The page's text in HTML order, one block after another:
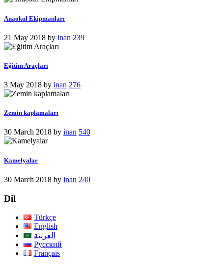
Anaokul Ekipmanları
21 May 2018 by inan 239
Eğitim Araçları
3 May 2018 by inan 276
Zemin kaplamaları
30 March 2018 by inan 540
Kamelyalar
30 March 2018 by inan 240
Dil
Türkçe
English
العربية
Русский
Français